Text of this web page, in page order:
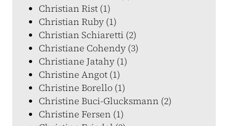
Christian Rist (1)
Christian Ruby (1)
Christian Schiaretti (2)
Christiane Cohendy (3)
Christiane Jatahy (1)
Christine Angot (1)
Christine Borello (1)
Christine Buci-Glucksmann (2)
Christine Fersen (1)